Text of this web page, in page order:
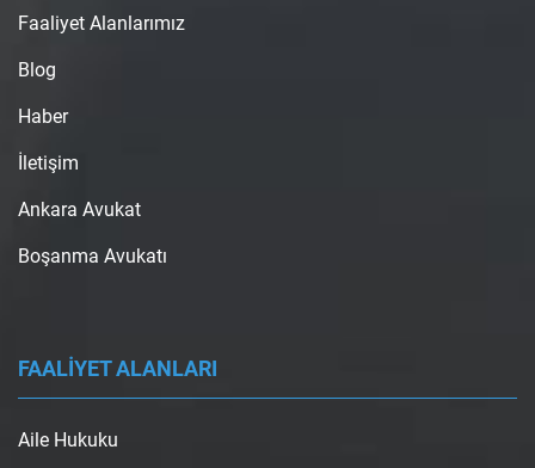
Faaliyet Alanlarımız
Blog
Haber
İletişim
Ankara Avukat
Boşanma Avukatı
FAALİYET ALANLARI
Aile Hukuku